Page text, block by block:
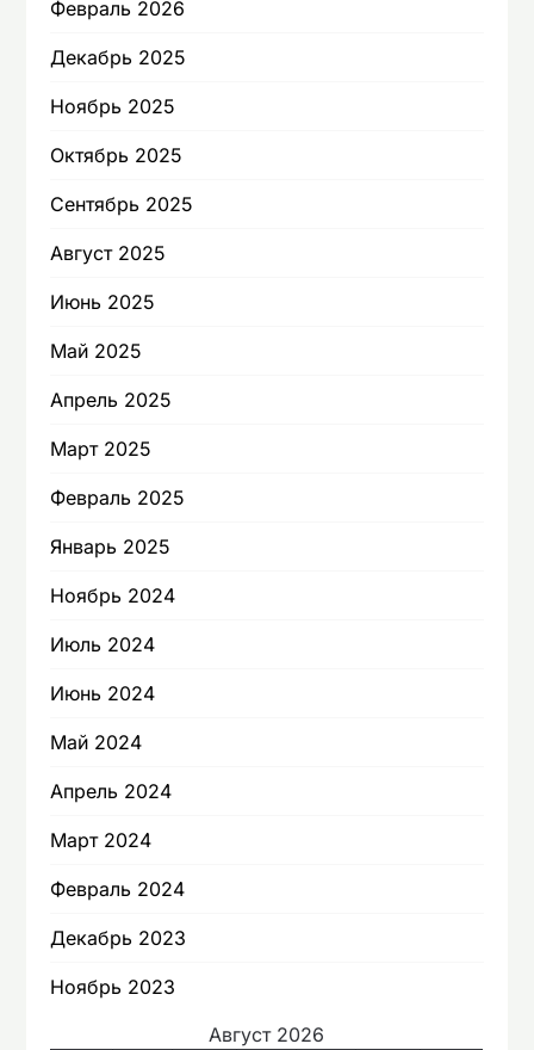
Февраль 2026
Декабрь 2025
Ноябрь 2025
Октябрь 2025
Сентябрь 2025
Август 2025
Июнь 2025
Май 2025
Апрель 2025
Март 2025
Февраль 2025
Январь 2025
Ноябрь 2024
Июль 2024
Июнь 2024
Май 2024
Апрель 2024
Март 2024
Февраль 2024
Декабрь 2023
Ноябрь 2023
Август 2026